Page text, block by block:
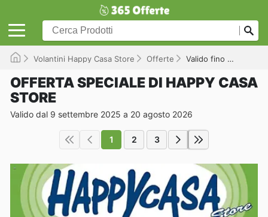
Volantini Happy Casa Store Offerte Valido fino a 20/08/2026
OFFERTA SPECIALE DI HAPPY CASA
STORE
Valido dal 9 settembre 2025 a 20 agosto 2026
1 2 3